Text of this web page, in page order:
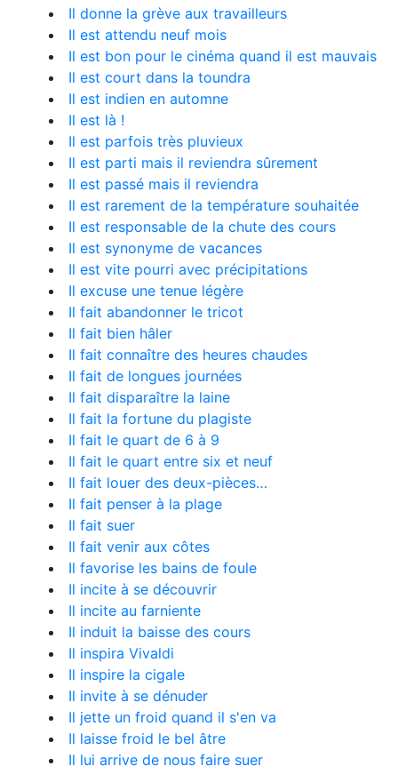
Il donne la grève aux travailleurs
Il est attendu neuf mois
Il est bon pour le cinéma quand il est mauvais
Il est court dans la toundra
Il est indien en automne
Il est là !
Il est parfois très pluvieux
Il est parti mais il reviendra sûrement
Il est passé mais il reviendra
Il est rarement de la température souhaitée
Il est responsable de la chute des cours
Il est synonyme de vacances
Il est vite pourri avec précipitations
Il excuse une tenue légère
Il fait abandonner le tricot
Il fait bien hâler
Il fait connaître des heures chaudes
Il fait de longues journées
Il fait disparaître la laine
Il fait la fortune du plagiste
Il fait le quart de 6 à 9
Il fait le quart entre six et neuf
Il fait louer des deux-pièces…
Il fait penser à la plage
Il fait suer
Il fait venir aux côtes
Il favorise les bains de foule
Il incite à se découvrir
Il incite au farniente
Il induit la baisse des cours
Il inspira Vivaldi
Il inspire la cigale
Il invite à se dénuder
Il jette un froid quand il s'en va
Il laisse froid le bel âtre
Il lui arrive de nous faire suer